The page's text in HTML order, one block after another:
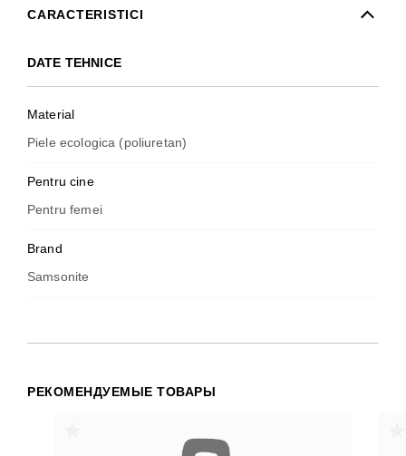
CARACTERISTICI
DATE TEHNICE
Material
Piele ecologica (poliuretan)
Pentru cine
Pentru femei
Brand
Samsonite
РЕКОМЕНДУЕМЫЕ ТОВАРЫ